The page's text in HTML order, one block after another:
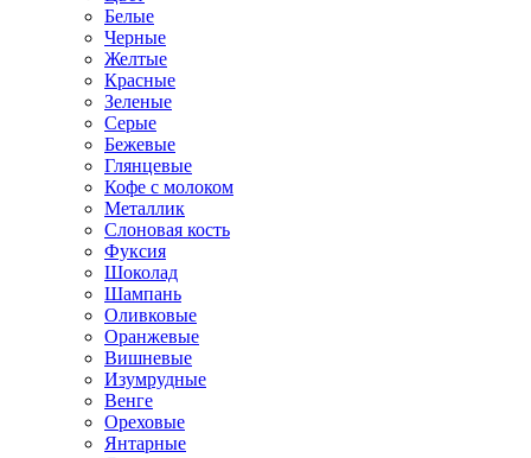
Белые
Черные
Желтые
Красные
Зеленые
Серые
Бежевые
Глянцевые
Кофе с молоком
Металлик
Слоновая кость
Фуксия
Шоколад
Шампань
Оливковые
Оранжевые
Вишневые
Изумрудные
Венге
Ореховые
Янтарные